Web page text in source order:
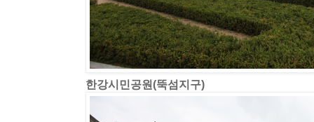
한강시민공원(뚝섬지구)